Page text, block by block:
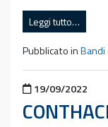
Leggi tutto…
Pubblicato in
Pubblicato il
19/09/2022